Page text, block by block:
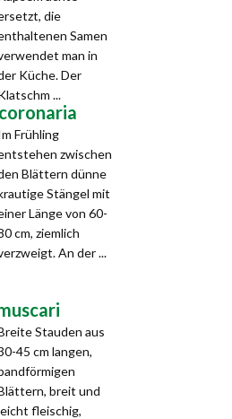
die
Samen
man in
Küche. Der
...
Frühling
zwischen
Blättern dünne
Stängel mit
Länge von 60-
cm, ziemlich
An der ...
Stauden aus
45 cm langen,
breit und
fleischig,